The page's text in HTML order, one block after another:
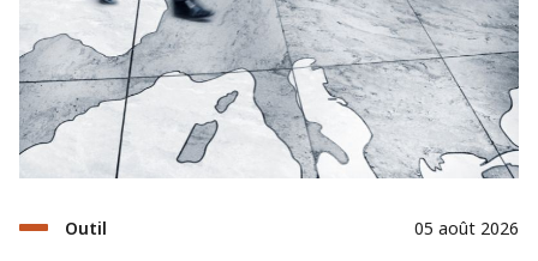
Outil 05 août 2026